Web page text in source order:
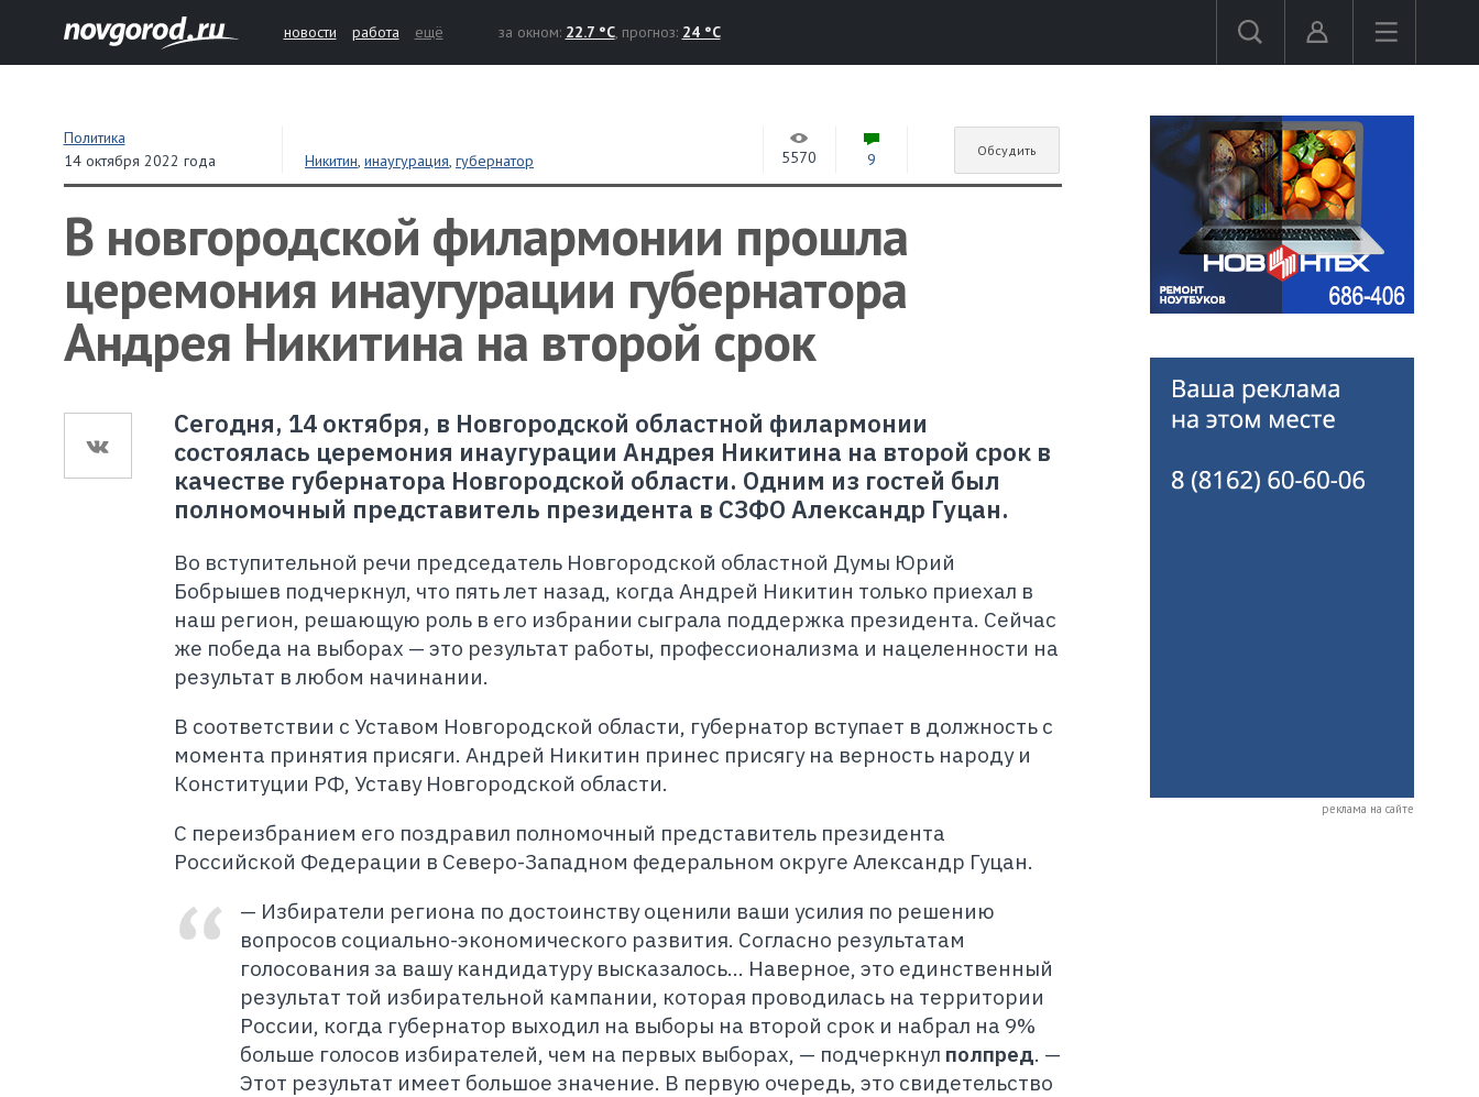
новости работа ещё за окном: 22.7 °C, прогноз: 24 °C
Политика
14 октября 2022 года
Никитин,инаугурация,губернатор 5570 9 Обсудить
В новгородской филармонии прошла
церемония инаугурации губернатора
Андрея Никитина на второй срок
Сегодня, 14 октября, в Новгородской областной филармонии
состоялась церемония инаугурации Андрея Никитина на второй срок в
качестве губернатора Новгородской области. Одним из гостей был
полномочный представитель президента в СЗФО Александр Гуцан.
Во вступительной речи председатель Новгородской областной Думы Юрий
Бобрышев подчеркнул, что пять лет назад, когда Андрей Никитин только приехал в
наш регион, решающую роль в его избрании сыграла поддержка президента. Сейчас
же победа на выборах — это результат работы, профессионализма и нацеленности на
результат в любом начинании.
В соответствии с Уставом Новгородской области, губернатор вступает в должность с
момента принятия присяги. Андрей Никитин принес присягу на верность народу и
Конституции РФ, Уставу Новгородской области.
С переизбранием его поздравил полномочный представитель президента
Российской Федерации в Северо-Западном федеральном округе Александр Гуцан.
— Избиратели региона по достоинству оценили ваши усилия по решению
вопросов социально-экономического развития. Согласно результатам
голосования за вашу кандидатуру высказалось... Наверное, это единственный
результат той избирательной кампании, которая проводилась на территории
России, когда губернатор выходил на выборы на второй срок и набрал на 9%
больше голосов избирателей, чем на первых выборах, — подчеркнул полпред. —
Этот результат имеет большое значение. В первую очередь, это свидетельство
реклама на сайте